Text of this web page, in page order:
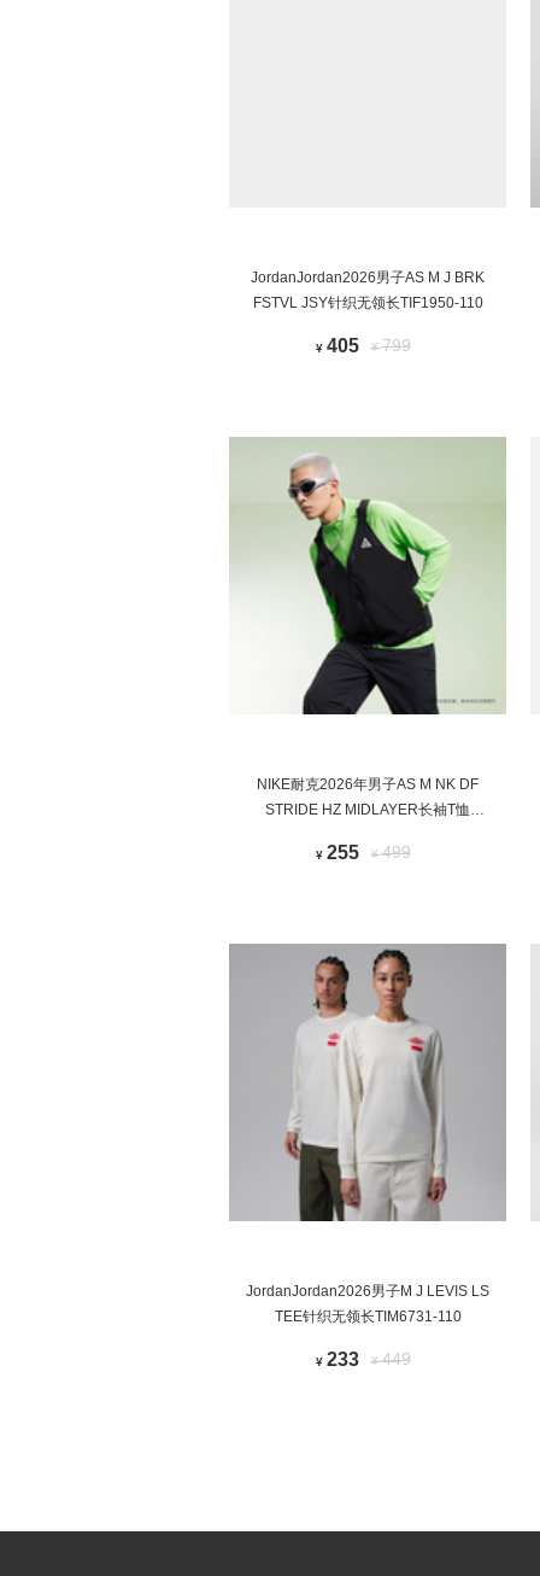
JordanJordan2026男子AS M J BRK
FSTVL JSY针织无领长TIF1950-110
¥ 405 ¥799
NIKE耐克2026年男子AS M NK DF
STRIDE HZ MIDLAYER长袖T恤
¥ 255 ¥499
JordanJordan2026男子M J LEVIS LS
TEE针织无领长TIM6731-110
¥ 233 ¥449